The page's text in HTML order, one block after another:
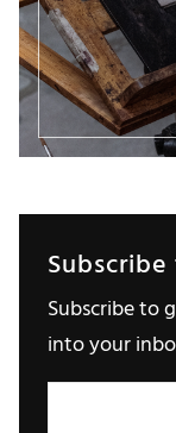
Subscribe to
into your